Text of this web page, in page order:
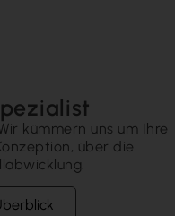
kümmern uns um Ihre
über die